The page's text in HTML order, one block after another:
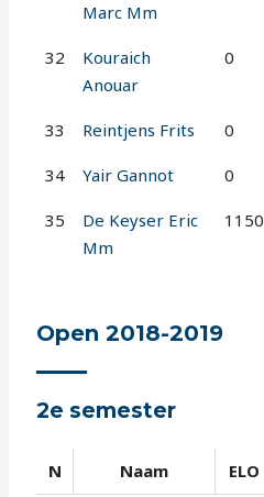
Marc Mm
32
Kouraich
Anouar
0
33 Reintjens Frits 0
34 Yair Gannot 0
35
De Keyser Eric
Mm
1150
Open 2018-2019
2e semester
N Naam ELO